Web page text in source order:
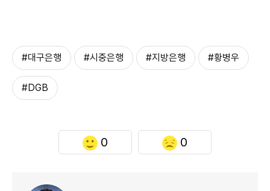
#대구은행 #시중은행 #지방은행 #황병우
#DGB
0 0